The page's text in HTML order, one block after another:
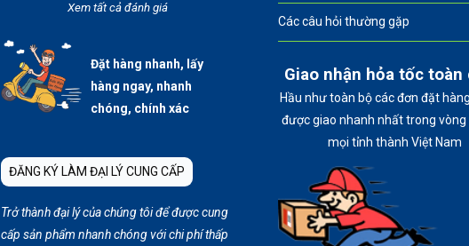
Xem tất cả đánh giá
Đặt hàng nhanh, lấy
hàng ngay, nhanh
chóng, chính xác
ĐĂNG KÝ LÀM ĐẠI LÝ CUNG CẤP
Trở thành đại lý của chúng tôi để được cung
cấp sản phẩm nhanh chóng với chi phí thấp
Các câu hỏi thường gặp
Giao nhận hỏa tốc toàn
Hầu như toàn bộ các đơn đặt
được giao nhanh nhất trong vòng
mọi tỉnh thành Việt Nam